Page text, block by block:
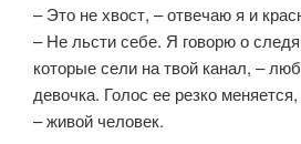
– Это не хвост, – отвечаю я и
– Hе льсти себе. Я говорю о
которые сели на твой канал, –
девочка. Голос ее резко
– живой человек.